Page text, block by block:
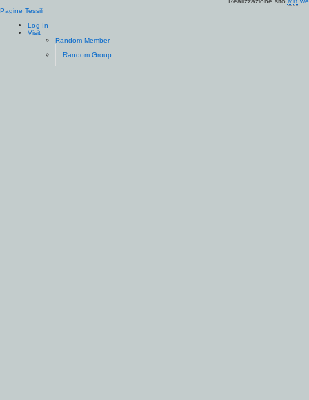
MB
Pagine Tessili
Log In
Visit
Random Member
Random Group